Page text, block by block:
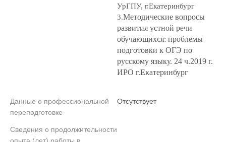
УрГПУ, г.Екатеринбург
3.Методические вопросы
развития устной речи
обучающихся: проблемы
подготовки к ОГЭ по
русскому языку. 24 ч.2019 г.
ИРО г.Екатеринбург
Данные о профессиональной
переподготовке
Отсутствует
Сведения о продолжительности